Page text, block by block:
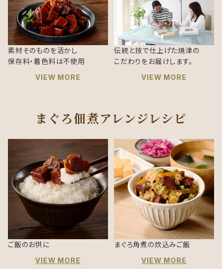
素材そのものを活かし
保存料・着色料は不使用
VIEW MORE
伝統と技で仕上げた焼津の
こだわりをお届けします。
VIEW MORE
まぐろ佃煮アレンジレシピ
ご飯のお供に
VIEW MORE
まぐろ角煮の炊込みご飯
VIEW MORE